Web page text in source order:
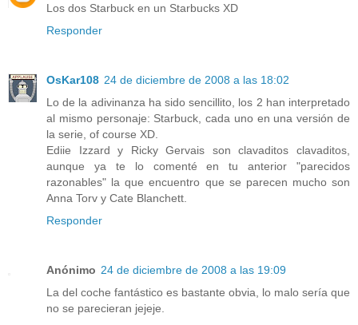
Los dos Starbuck en un Starbucks XD
Responder
OsKar108 24 de diciembre de 2008 a las 18:02
Lo de la adivinanza ha sido sencillito, los 2 han interpretado
al mismo personaje: Starbuck, cada uno en una versión de
la serie, of course XD.
Ediie Izzard y Ricky Gervais son clavaditos clavaditos,
aunque ya te lo comenté en tu anterior "parecidos
razonables" la que encuentro que se parecen mucho son
Anna Torv y Cate Blanchett.
Responder
Anónimo 24 de diciembre de 2008 a las 19:09
La del coche fantástico es bastante obvia, lo malo sería que
no se parecieran jejeje.